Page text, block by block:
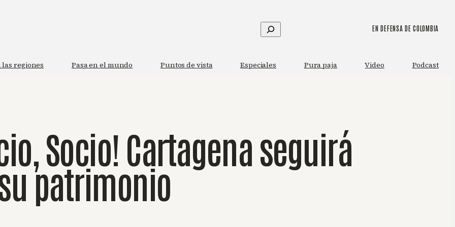
Buscar EN DEFENSA DE COLOMBIA
las regiones Pasa en el mundo Puntos de vista Especiales Pura paja Video Podcast
Socio! Cartagena seguirá
patrimonio